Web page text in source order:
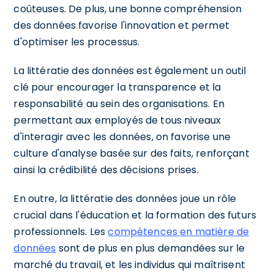
coûteuses. De plus, une bonne compréhension
des données favorise l'innovation et permet
d'optimiser les processus.
La littératie des données est également un outil
clé pour encourager la transparence et la
responsabilité au sein des organisations. En
permettant aux employés de tous niveaux
d'interagir avec les données, on favorise une
culture d'analyse basée sur des faits, renforçant
ainsi la crédibilité des décisions prises.
En outre, la littératie des données joue un rôle
crucial dans l'éducation et la formation des futurs
professionnels. Lescompétences en matière de
données sont de plus en plus demandées sur le
marché du travail, et les individus qui maîtrisent